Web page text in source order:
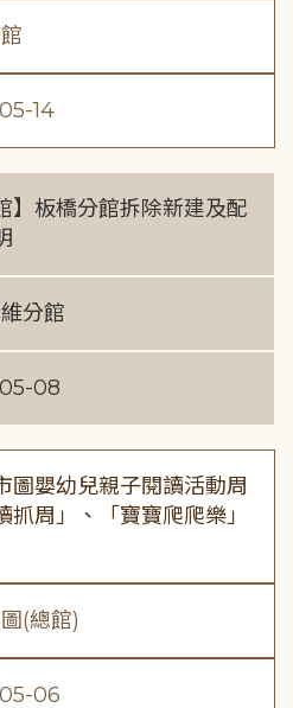
14
】板橋分館拆除新建及配
分館
08
圖嬰幼兒親子閱讀活動周
抓周」、「寶寶爬爬樂」
(總館)
06